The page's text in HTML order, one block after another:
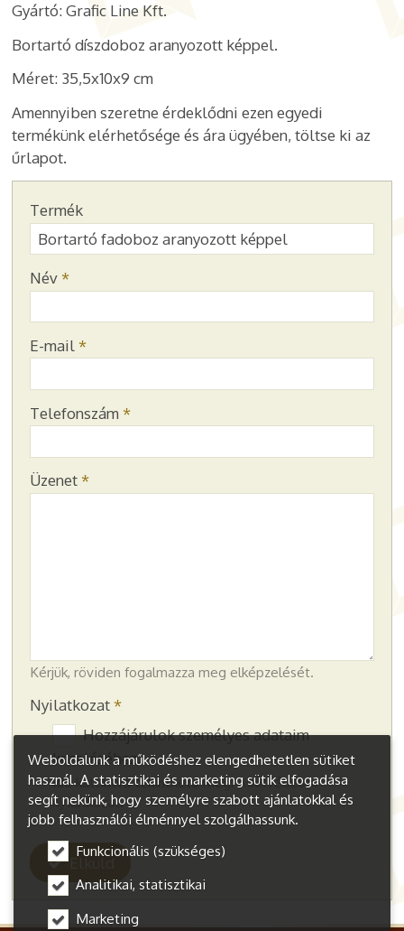
Gyártó: Grafic Line Kft.
Bortartó díszdoboz aranyozott képpel.
Méret: 35,5x10x9 cm
Amennyiben szeretne érdeklődni ezen egyedi
termékünk elérhetősége és ára ügyében, töltse ki az
űrlapot.
-
-
-
-
-
Termék
Név *
E-mail *
Telefonszám *
Üzenet *
Kérjük, röviden fogalmazza meg elképzelését.
Nyilatkozat *
Hozzájárulok személyes adataim
kezeléséhez.
Ide kattintva tekinthető meg:Adatvédelmi
nyilatkozat.
Elküld
Weboldalunk a működéshez elengedhetetlen sütiket
használ. A statisztikai és marketing sütik elfogadása
segít nekünk, hogy személyre szabott ajánlatokkal és
jobb felhasználói élménnyel szolgálhassunk.
Funkcionális (szükséges)
Analitikai, statisztikai
Marketing